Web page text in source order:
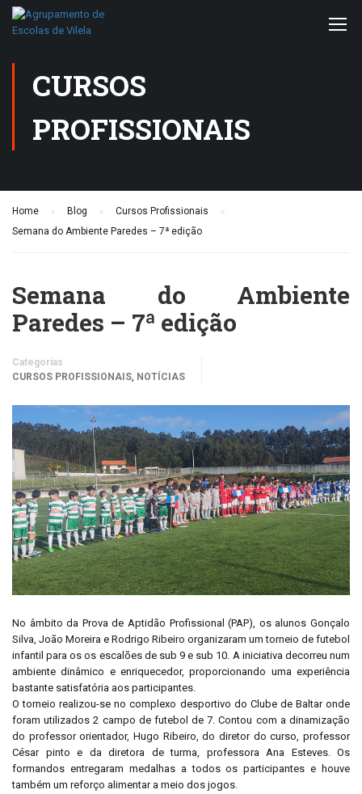
CURSOS
PROFISSIONAIS
Home Blog
Cursos Profissionais
Semana do Ambiente Paredes – 7ª edição
Semana do Ambiente
Paredes – 7ª edição
Categorias
CURSOS PROFISSIONAIS, NOTÍCIAS
No âmbito da Prova de Aptidão Profissional (PAP), os alunos Gonçalo
Silva, João Moreira e Rodrigo Ribeiro organizaram um torneio de futebol
infantil para os os escalões de sub 9 e sub 10. A iniciativa decorreu num
ambiente dinâmico e enriquecedor, proporcionando uma experiência
bastante satisfatória aos participantes.
O torneio realizou-se no complexo desportivo do Clube de Baltar onde
foram utilizados 2 campo de futebol de 7. Contou com a dinamização
do professor orientador, Hugo Ribeiro, do diretor do curso, professor
César pinto e da diretora de turma, professora Ana Esteves. Os
formandos entregaram medalhas a todos os participantes e houve
também um reforço alimentar a meio dos jogos.